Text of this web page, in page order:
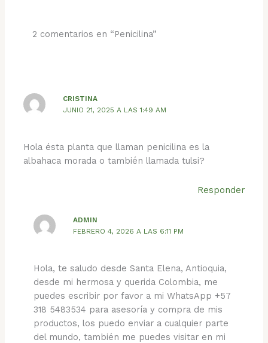
2 comentarios en “Penicilina”
CRISTINA
JUNIO 21, 2025 A LAS 1:49 AM
Hola ésta planta que llaman penicilina es la
albahaca morada o también llamada tulsi?
Responder
ADMIN
FEBRERO 4, 2026 A LAS 6:11 PM
Hola, te saludo desde Santa Elena, Antioquia,
desde mi hermosa y querida Colombia, me
puedes escribir por favor a mi WhatsApp +57
318 5483534 para asesoría y compra de mis
productos, los puedo enviar a cualquier parte
del mundo, también me puedes visitar en mi